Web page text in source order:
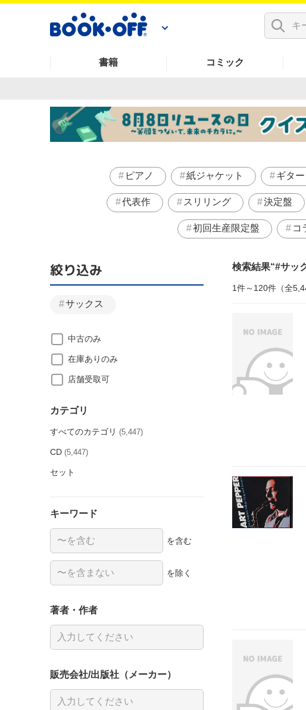
書籍 コミック
ピアノ 紙ジャケット ギター
代表作 スリリング 決定盤
初回生産限定盤 コ
検索結果 #サッ
1件～120件（全
絞り込み
サックス
中古のみ
在庫ありのみ
店舗受取可
カテゴリ
すべてのカテゴリ (5,447)
CD (5,447)
セット
キーワード
を含む
を除く
著者・作者
販売会社/出版社（メーカー）